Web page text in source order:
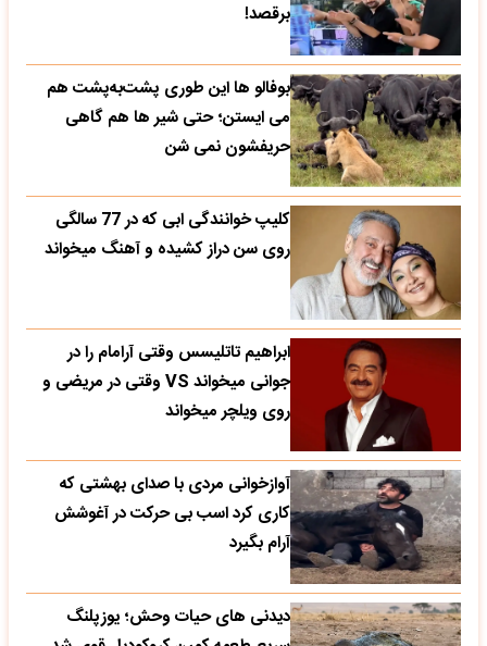
برقصد!
بوفالو ها این‌ طوری پشت‌به‌پشت هم
می‌ ایستن؛ حتی شیر ها هم گاهی
حریفشون نمی‌ شن
کلیپ خوانندگی ابی که در 77 سالگی
روی سن دراز کشیده و آهنگ میخواند
ابراهیم تاتلیسس وقتی آرامام را در
جوانی میخواند VS وقتی در مریضی و
روی ویلچر میخواند
آوازخوانی مردی با صدای بهشتی که
کاری کرد اسب بی حرکت در آغوشش
آرام بگیرد
دیدنی های حیات وحش؛ یوزپلنگ